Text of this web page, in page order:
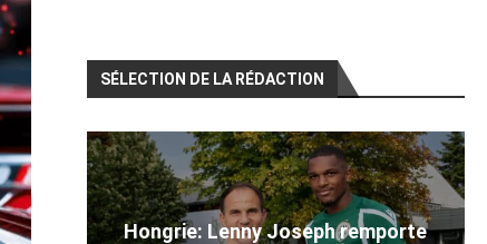
SÉLECTION DE LA RÉDACTION
Hongrie: Lenny Joseph remporte